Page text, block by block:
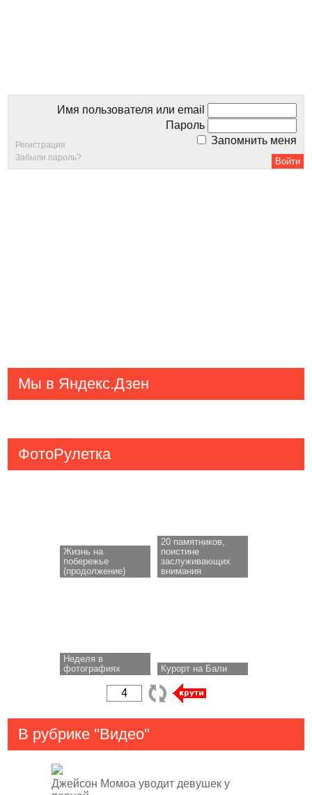
Имя пользователя или email
Пароль
Запомнить меня
Регистрация
Забыли пароль?
Мы в Яндекс.Дзен
ФотоРулетка
Жизнь на
побережье
(продолжение)
20 памятников,
поистине
заслуживающих
внимания
Неделя в
фотографиях
Курорт на Бали
В рубрике "Видео"
Джейсон Момоа уводит девушек у